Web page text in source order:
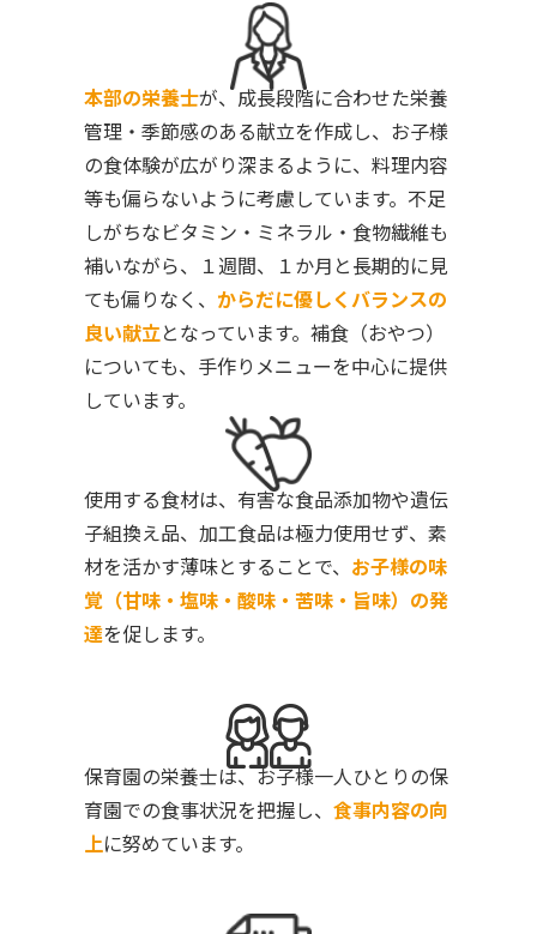
本部の栄養士が、成長段階に合わせた栄養
管理・季節感のある献立を作成し、お子様
の食体験が広がり深まるように、料理内容
等も偏らないように考慮しています。不足
しがちなビタミン・ミネラル・食物繊維も
補いながら、１週間、１か月と長期的に見
ても偏りなく、 からだに優しくバランスの
良い献立となっています。補食（おやつ）
についても、手作りメニューを中心に提供
しています。
使用する食材は、有害な食品添加物や遺伝
子組換え品、加工食品は極力使用せず、素
材を活かす薄味とすることで、 お子様の味
覚（甘味・塩味・酸味・苦味・旨味）の発
達を促します。
保育園の栄養士は、お子様一人ひとりの保
育園での食事状況を把握し、 食事内容の向
上に努めています。